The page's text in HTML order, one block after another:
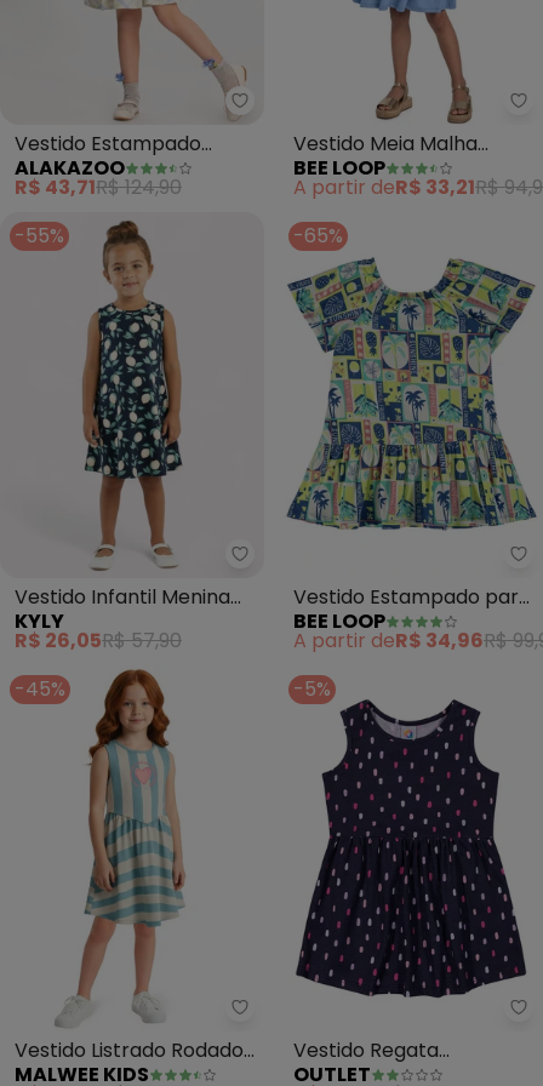
Alakazoo - Vestido Estampado
Vestido Estampado
Evasê com Babado na
Barra (Azul)
ALAKAZOO
R$ 43,71R$ 124,90
Vestido Meia Malha
Infantil (Azul)
BEE LOOP
A partir deR$ 33,21R$
-55%
Kyly - Vestido Infantil Menina
Vestido Infantil Menina
Limão (Azul)
KYLY
R$ 26,05R$ 57,90
-65%
Vestido Estampado para
Menina (Azul)
BEE LOOP
A partir deR$ 34,96R$
-45%
Malwee Kids - Vestido Listrado
Vestido Listrado Rodado
(Azul Celeste)
MALWEE KIDS
-5%
Vestido Regata
Estampado Menina
OUTLET